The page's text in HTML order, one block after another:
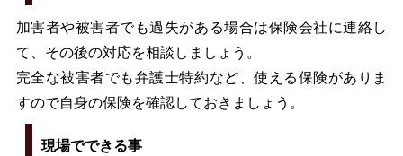
加害者や被害者でも過失がある場合は保険会社に連絡し
て、その後の対応を相談しましょう。
完全な被害者でも弁護士特約など、使える保険がありま
すので自身の保険を確認しておきましょう。
現場でできる事